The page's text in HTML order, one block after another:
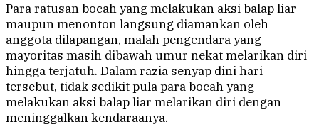
Para ratusan bocah yang melakukan aksi balap liar
maupun menonton langsung diamankan oleh
anggota dilapangan, malah pengendara yang
mayoritas masih dibawah umur nekat melarikan diri
hingga terjatuh. Dalam razia senyap dini hari
tersebut, tidak sedikit pula para bocah yang
melakukan aksi balap liar melarikan diri dengan
meninggalkan kendaraanya.